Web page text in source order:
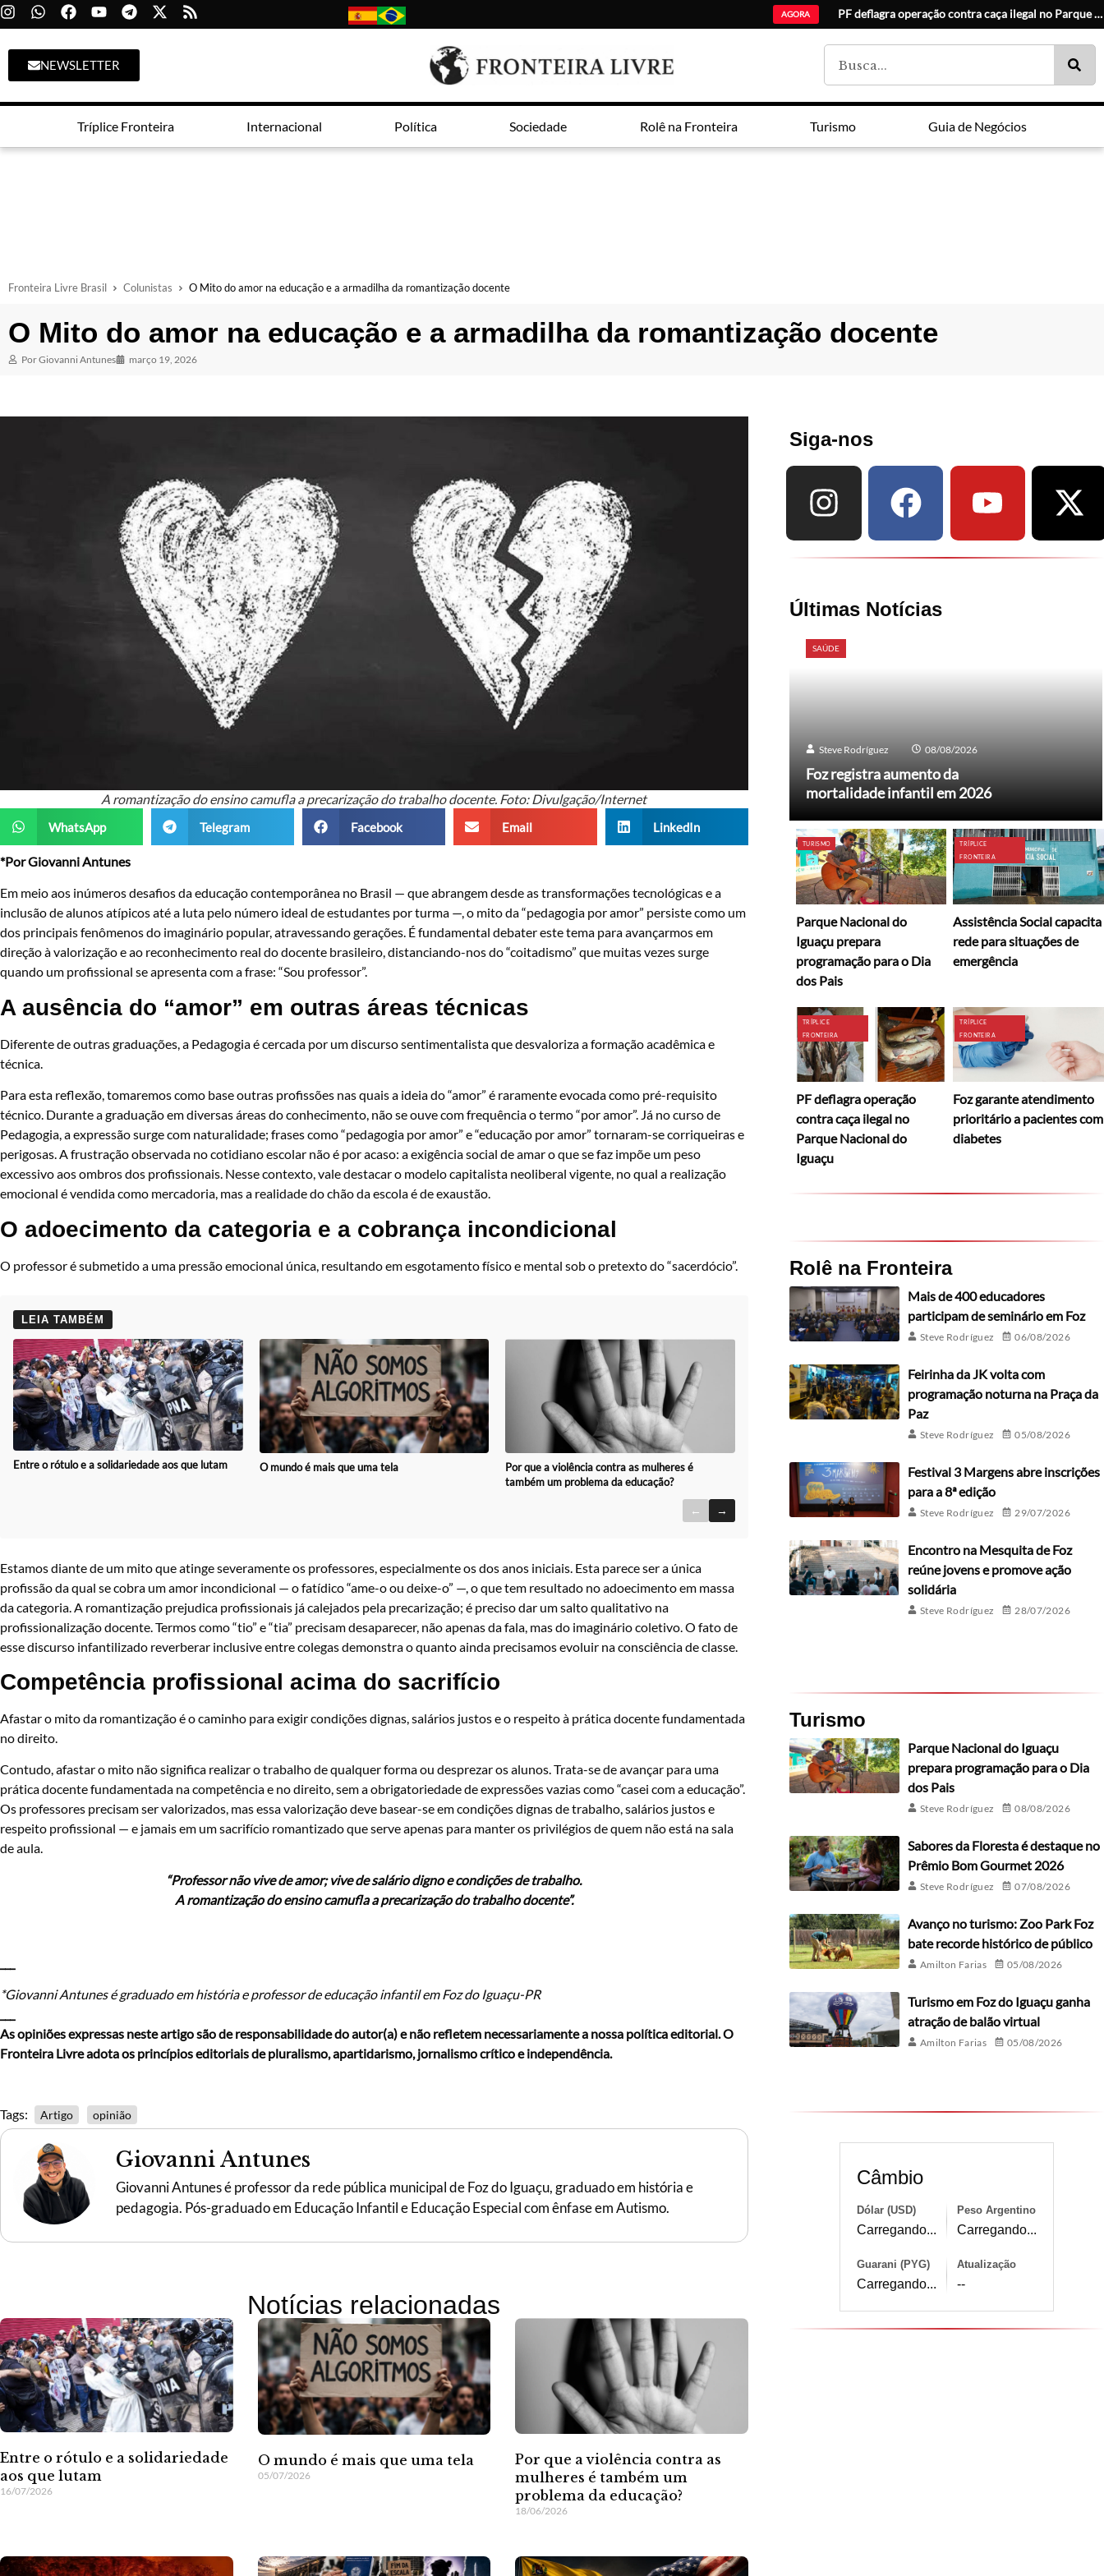
AGORA PF deflagra operação contra caça ilegal no Parque Nacional do Iguaçu
NEWSLETTER
Tríplice Fronteira Internacional Política Sociedade Rolê na Fronteira Turismo Guia de Negócios
Fronteira Livre Brasil Colunistas O Mito do amor na educação e a armadilha da romantização docente
O Mito do amor na educação e a armadilha da romantização docente
PorGiovanni Antunes março 19, 2026
A romantização do ensino camufla a precarização do trabalho docente. Foto: Divulgação/Internet
WhatsApp Telegram Facebook Email LinkedIn
*Por Giovanni Antunes
Em meio aos inúmeros desafios da educação contemporânea no Brasil — que abrangem desde as transformações tecnológicas e a
inclusão de alunos atípicos até a luta pelo número ideal de estudantes por turma —, o mito da “pedagogia por amor” persiste como um
dos principais fenômenos do imaginário popular, atravessando gerações. É fundamental debater este tema para avançarmos em
direção à valorização e ao reconhecimento real do docente brasileiro, distanciando-nos do “coitadismo” que muitas vezes surge
quando um profissional se apresenta com a frase: “Sou professor”.
A ausência do “amor” em outras áreas técnicas
Diferente de outras graduações, a Pedagogia é cercada por um discurso sentimentalista que desvaloriza a formação acadêmica e
técnica.
Para esta reflexão, tomaremos como base outras profissões nas quais a ideia do “amor” é raramente evocada como pré-requisito
técnico. Durante a graduação em diversas áreas do conhecimento, não se ouve com frequência o termo “por amor”. Já no curso de
Pedagogia, a expressão surge com naturalidade; frases como “pedagogia por amor” e “educação por amor” tornaram-se corriqueiras e
perigosas. A frustração observada no cotidiano escolar não é por acaso: a exigência social de amar o que se faz impõe um peso
excessivo aos ombros dos profissionais. Nesse contexto, vale destacar o modelo capitalista neoliberal vigente, no qual a realização
emocional é vendida como mercadoria, mas a realidade do chão da escola é de exaustão.
O adoecimento da categoria e a cobrança incondicional
O professor é submetido a uma pressão emocional única, resultando em esgotamento físico e mental sob o pretexto do “sacerdócio”.
LEIA TAMBÉM
Entre o rótulo e a solidariedade aos que lutam O mundo é mais que uma tela
Por que a violência contra as mulheres é
também um problema da educação?
← →
Estamos diante de um mito que atinge severamente os professores, especialmente os dos anos iniciais. Esta parece ser a única
profissão da qual se cobra um amor incondicional — o fatídico “ame-o ou deixe-o” —, o que tem resultado no adoecimento em massa
da categoria. A romantização prejudica profissionais já calejados pela precarização; é preciso dar um salto qualitativo na
profissionalização docente. Termos como “tio” e “tia” precisam desaparecer, não apenas da fala, mas do imaginário coletivo. O fato de
esse discurso infantilizado reverberar inclusive entre colegas demonstra o quanto ainda precisamos evoluir na consciência de classe.
Competência profissional acima do sacrifício
Afastar o mito da romantização é o caminho para exigir condições dignas, salários justos e o respeito à prática docente fundamentada
no direito.
Contudo, afastar o mito não significa realizar o trabalho de qualquer forma ou desprezar os alunos. Trata-se de avançar para uma
prática docente fundamentada na competência e no direito, sem a obrigatoriedade de expressões vazias como “casei com a educação”.
Os professores precisam ser valorizados, mas essa valorização deve basear-se em condições dignas de trabalho, salários justos e
respeito profissional — e jamais em um sacrifício romantizado que serve apenas para manter os privilégios de quem não está na sala
de aula.
“Professor não vive de amor; vive de salário digno e condições de trabalho.
A romantização do ensino camufla a precarização do trabalho docente”.
*Giovanni Antunes é graduado em história e professor de educação infantil em Foz do Iguaçu-PR
As opiniões expressas neste artigo são de responsabilidade do autor(a) e não refletem necessariamente a nossa política editorial. O
Fronteira Livre adota os princípios editoriais de pluralismo, apartidarismo, jornalismo crítico e independência.
Tags: Artigo opinião
Giovanni Antunes
Giovanni Antunes é professor da rede pública municipal de Foz do Iguaçu, graduado em história e
pedagogia. Pós-graduado em Educação Infantil e Educação Especial com ênfase em Autismo.
Notícias relacionadas
Entre o rótulo e a solidariedade
aos que lutam
16/07/2026
O mundo é mais que uma tela
05/07/2026
Por que a violência contra as
mulheres é também um
problema da educação?
18/06/2026
Siga-nos
Últimas Notícias
SAÚDE
Steve Rodríguez 08/08/2026
Foz registra aumento da
mortalidade infantil em 2026
TURISMO
Parque Nacional do
Iguaçu prepara
programação para o Dia
dos Pais
TRÍPLICE
FRONTEIRA
Assistência Social capacita
rede para situações de
emergência
TRÍPLICE
FRONTEIRA
PF deflagra operação
contra caça ilegal no
Parque Nacional do
Iguaçu
TRÍPLICE
FRONTEIRA
Foz garante atendimento
prioritário a pacientes com
diabetes
Rolê na Fronteira
Mais de 400 educadores
participam de seminário em Foz
Steve Rodríguez 06/08/2026
Feirinha da JK volta com
programação noturna na Praça da
Paz
Steve Rodríguez 05/08/2026
Festival 3 Margens abre inscrições
para a 8ª edição
Steve Rodríguez 29/07/2026
Encontro na Mesquita de Foz
reúne jovens e promove ação
solidária
Steve Rodríguez 28/07/2026
Turismo
Parque Nacional do Iguaçu
prepara programação para o Dia
dos Pais
Steve Rodríguez 08/08/2026
Sabores da Floresta é destaque no
Prêmio Bom Gourmet 2026
Steve Rodríguez 07/08/2026
Avanço no turismo: Zoo Park Foz
bate recorde histórico de público
Amilton Farias 05/08/2026
Turismo em Foz do Iguaçu ganha
atração de balão virtual
Amilton Farias 05/08/2026
Câmbio
Dólar (USD)
Carregando...
Peso Argentino
Carregando...
Guarani (PYG)
Carregando...
Atualização
--